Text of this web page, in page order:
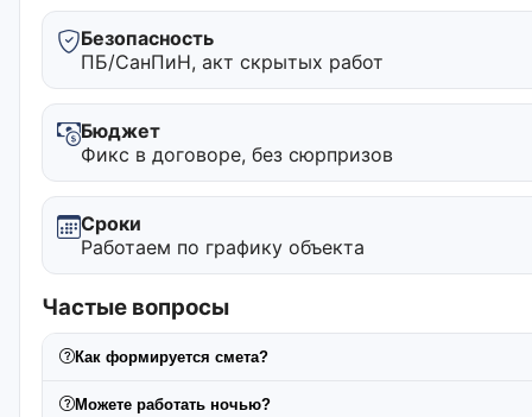
Безопасность
ПБ/СанПиН, акт скрытых работ
Бюджет
Фикс в договоре, без сюрпризов
Сроки
Работаем по графику объекта
Частые вопросы
Как формируется смета?
Можете работать ночью?